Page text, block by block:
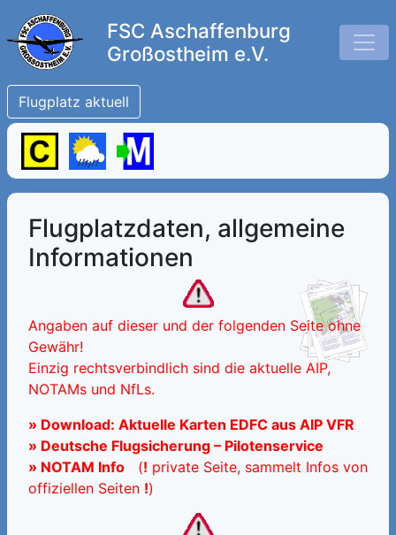
FSC Aschaffenburg
Großostheim e.V.
Flugplatzdaten, allgemeine
Informationen
Angaben auf dieser und der folgenden Seite ohne
Gewähr!
Einzig rechtsverbindlich sind die aktuelle AIP,
NOTAMs und NfLs.
» Download: Aktuelle Karten EDFC aus AIP VFR
» Deutsche Flugsicherung – Pilotenservice
» NOTAM Info (! private Seite, sammelt Infos von
offiziellen Seiten !)
Flugplatz aktuell